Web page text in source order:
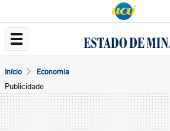
Início Economia
Publicidade